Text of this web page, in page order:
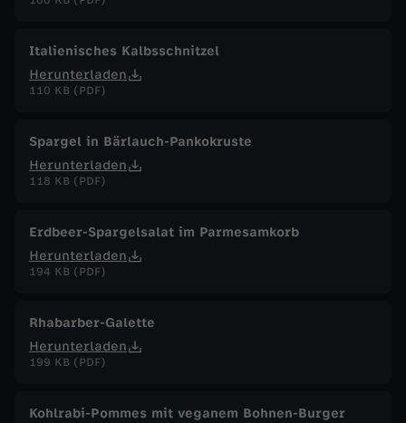
Italienisches Kalbsschnitzel
Herunterladen
110 KB (PDF)
Spargel in Bärlauch-Pankokruste
Herunterladen
118 KB (PDF)
Erdbeer-Spargelsalat im Parmesamkorb
Herunterladen
194 KB (PDF)
Rhabarber-Galette
Herunterladen
199 KB (PDF)
Kohlrabi-Pommes mit veganem Bohnen-Burger